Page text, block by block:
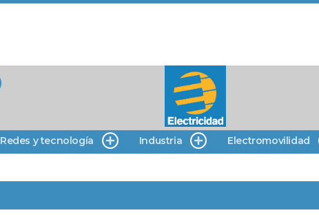
Redes y tecnología Industria Electromovilidad